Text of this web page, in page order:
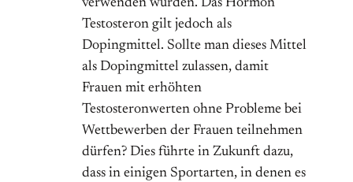
verwenden würden. Das Hormon
Testosteron gilt jedoch als
Dopingmittel. Sollte man dieses Mittel
als Dopingmittel zulassen, damit
Frauen mit erhöhten
Testosteronwerten ohne Probleme bei
Wettbewerben der Frauen teilnehmen
dürfen? Dies führte in Zukunft dazu,
dass in einigen Sportarten, in denen es